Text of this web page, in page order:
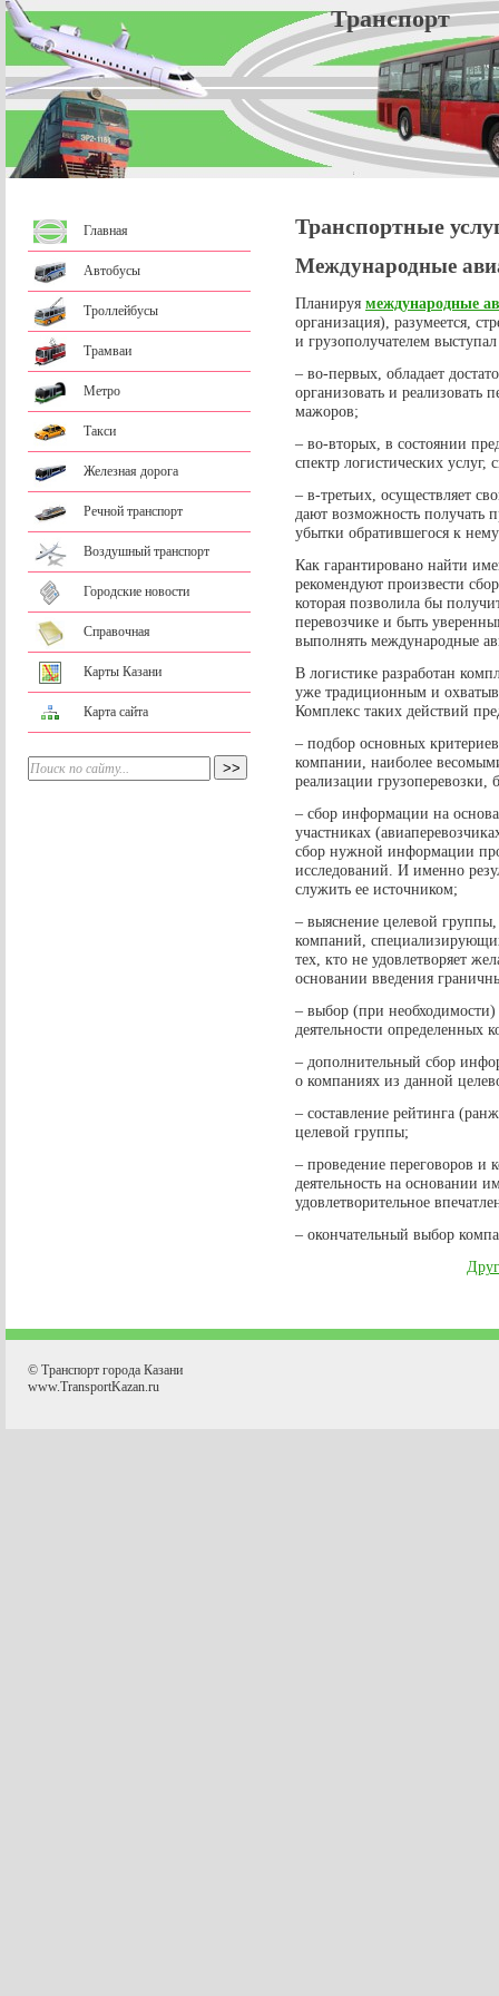
Главная
Автобусы
Троллейбусы
Трамваи
Метро
Такси
Железная дорога
Речной транспорт
Воздушный транспорт
Городские новости
Справочная
Карты Казани
Карта сайта
Транспортные
Международные
Планируя международные
организация), разумеется,
и грузополучателем
– во-первых, обладает
организовать и реализовать
мажоров;
– во-вторых, в состоянии
спектр логистических услуг,
– в-третьих, осуществляет
дают возможность получать
убытки обратившегося к
Как гарантировано найти
рекомендуют произвести
которая позволила бы
перевозчике и быть
выполнять международные
В логистике разработан
уже традиционным и
Комплекс таких действий
– подбор основных
компании, наиболее
реализации грузоперевозки,
– сбор информации на
участниках
сбор нужной информации
исследований. И именно
служить ее источником;
– выяснение целевой
компаний,
тех, кто не удовлетворяет
основании введения
– выбор (при
деятельности определенных
– дополнительный сбор
о компаниях из данной
– составление рейтинга
целевой группы;
– проведение переговоров и
деятельность на основании
удовлетворительное
– окончательный выбор
© Транспорт города Казани
www.TransportKazan.ru